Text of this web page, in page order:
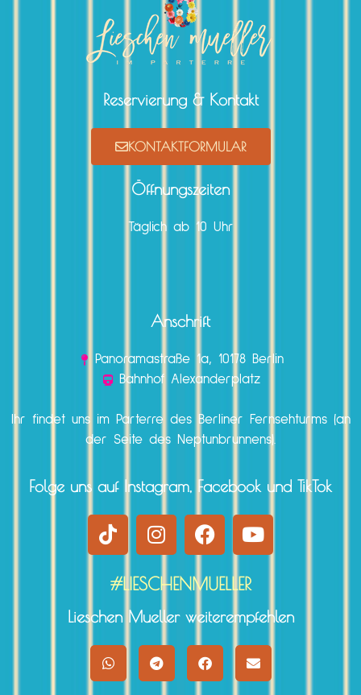
Reservierung & Kontakt
KONTAKTFORMULAR
Öffnungszeiten
Täglich ab 10 Uhr
Anschrift
Panoramastraße 1a, 10178 Berlin
Bahnhof Alexanderplatz
Ihr findet uns im Parterre des Berliner Fernsehturms (an
der Seite des Neptunbrunnens).
Folge uns auf Instagram, Facebook und TikTok
#LIESCHENMUELLER
Lieschen Mueller weiterempfehlen